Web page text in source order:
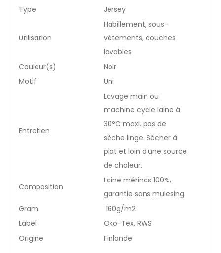
Type
Jersey
Utilisation
Habillement, sous-
vêtements, couches
lavables
Couleur(s)
Noir
Motif
Uni
Entretien
Lavage main ou
machine cycle laine à
30°C maxi. pas de
sèche linge. Sécher à
plat et loin d'une source
de chaleur.
Composition
Laine mérinos 100%,
garantie sans mulesing
Gram.
160g/m2
Label
Oko-Tex, RWS
Origine
Finlande